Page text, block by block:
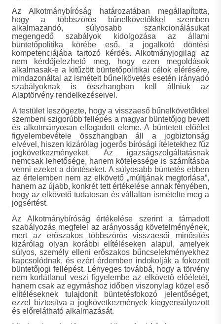
Az Alkotmánybíróság határozatában megállapította,
hogy a többszörös bűnelkövetőkkel szemben
alkalmazandó, súlyosabb szankcionálásukat
megengedő szabályok kidolgozása az állami
büntetőpolitika körébe eső, a jogalkotó döntési
kompetenciájába tartozó kérdés. Alkotmányjogilag az
nem kérdőjelezhető meg, hogy ezen megoldások
alkalmasak-e a kitűzött büntetőpolitikai célok elérésére,
mindazonáltal az ismételt bűnelkövetés esetén irányadó
szabályoknak is összhangban kell állniuk az
Alaptörvény rendelkezéseivel.
A testület leszögezte, hogy a visszaeső bűnelkövetőkkel
szembeni szigorúbb fellépés a magyar büntetőjog bevett
és alkotmányosan elfogadott eleme. A büntetett előélet
figyelembevétele összhangban áll a jogbiztonság
elvével, hiszen kizárólag jogerős bírósági ítéletekhez fűz
jogkövetkezményeket. Az igazságszolgáltatásnak
nemcsak lehetősége, hanem kötelessége is számításba
venni ezeket a döntéseket. A súlyosabb büntetés ebben
az értelemben nem az elkövető „múltjának megtorlása”,
hanem az újabb, konkrét tett értékelése annak fényében,
hogy az elkövető tudatosan és vállaltan ismételte meg a
jogsértést.
Az Alkotmánybíróság értékelése szerint a támadott
szabályozás megfelel az arányosság követelményének,
mert az erőszakos többszörös visszaesői minősítés
kizárólag olyan korábbi elítéléseken alapul, amelyek
súlyos, személy elleni erőszakos bűncselekményekhez
kapcsolódnak, és ezért érdemben indokolják a fokozott
büntetőjogi fellépést. Lényeges továbbá, hogy a törvény
nem korlátlanul veszi figyelembe az elkövető előéletét,
hanem csak az egymáshoz időben viszonylag közel eső
elítéléseknek tulajdonít büntetésfokozó jelentőséget,
ezzel biztosítva a jogkövetkezmények kiegyensúlyozott
és előrelátható alkalmazását.